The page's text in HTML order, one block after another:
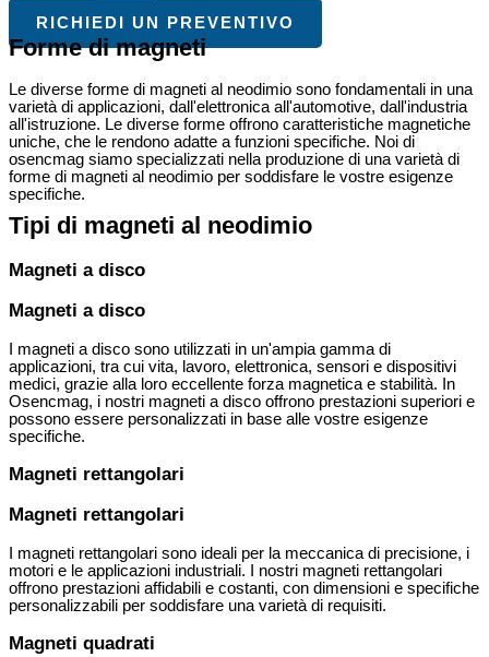
RICHIEDI UN PREVENTIVO
Forme di magneti
Le diverse forme di magneti al neodimio sono fondamentali in una
varietà di applicazioni, dall'elettronica all'automotive, dall'industria
all'istruzione. Le diverse forme offrono caratteristiche magnetiche
uniche, che le rendono adatte a funzioni specifiche. Noi di
osencmag siamo specializzati nella produzione di una varietà di
forme di magneti al neodimio per soddisfare le vostre esigenze
specifiche.
Tipi di magneti al neodimio
Magneti a disco
Magneti a disco
I magneti a disco sono utilizzati in un'ampia gamma di
applicazioni, tra cui vita, lavoro, elettronica, sensori e dispositivi
medici, grazie alla loro eccellente forza magnetica e stabilità. In
Osencmag, i nostri magneti a disco offrono prestazioni superiori e
possono essere personalizzati in base alle vostre esigenze
specifiche.
Magneti rettangolari
Magneti rettangolari
I magneti rettangolari sono ideali per la meccanica di precisione, i
motori e le applicazioni industriali. I nostri magneti rettangolari
offrono prestazioni affidabili e costanti, con dimensioni e specifiche
personalizzabili per soddisfare una varietà di requisiti.
Magneti quadrati